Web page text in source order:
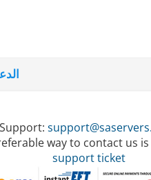
Support:
way to contact us
support ticket